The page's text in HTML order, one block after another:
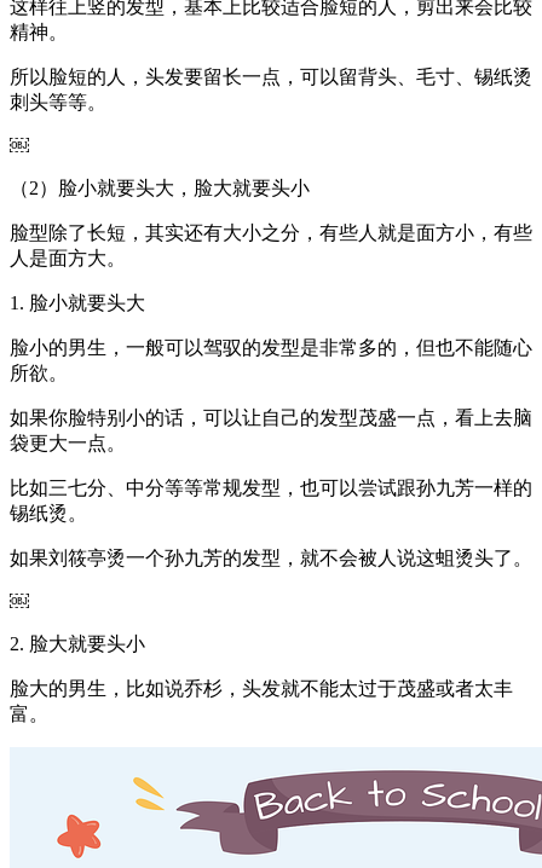
这样往上竖的发型，基本上比较适合脸短的人，剪出来会比较
精神。
所以脸短的人，头发要留长一点，可以留背头、毛寸、锡纸烫
刺头等等。
￼
（2）脸小就要头大，脸大就要头小
脸型除了长短，其实还有大小之分，有些人就是面方小，有些
人是面方大。
1. 脸小就要头大
脸小的男生，一般可以驾驭的发型是非常多的，但也不能随心
所欲。
如果你脸特别小的话，可以让自己的发型茂盛一点，看上去脑
袋更大一点。
比如三七分、中分等等常规发型，也可以尝试跟孙九芳一样的
锡纸烫。
如果刘筱亭烫一个孙九芳的发型，就不会被人说这蛆烫头了。
￼
2. 脸大就要头小
脸大的男生，比如说乔杉，头发就不能太过于茂盛或者太丰
富。